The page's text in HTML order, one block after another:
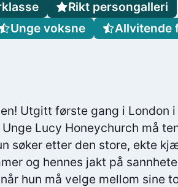
Utgitt første gang i London i
Lucy Honeychurch må
søker etter den store, ekte
og hennes jakt på
hun må velge mellom sine
Rikt persongalleri
Unge voksne
Allvitende